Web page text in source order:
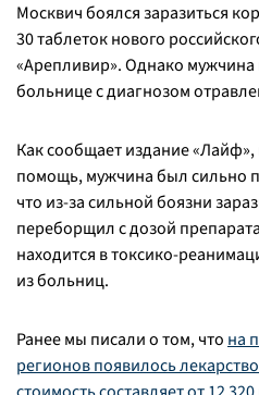
Москвич боялся заразиться
30 таблеток нового
«Арепливир». Однако мужчина
больнице с диагнозом
Как сообщает издание «Лайф»,
помощь, мужчина был сильно
что из-за сильной боязни
переборщил с дозой
находится в токсико-
из больниц.
Ранее мы писали о том, что на
регионов появилось